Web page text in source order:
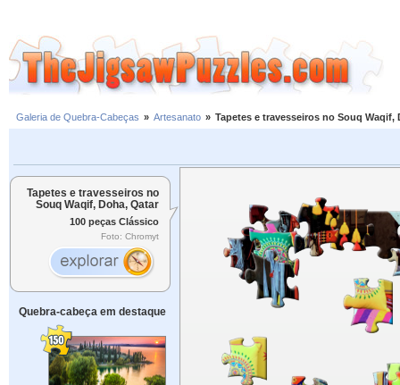
Galeria de Quebra-Cabeças » Artesanato » Tapetes e travesseiros no Souq Waqif,
Tapetes e travesseiros no
Souq Waqif, Doha, Qatar
100 peças Clássico
Foto: Chromyt
Quebra-cabeça em destaque